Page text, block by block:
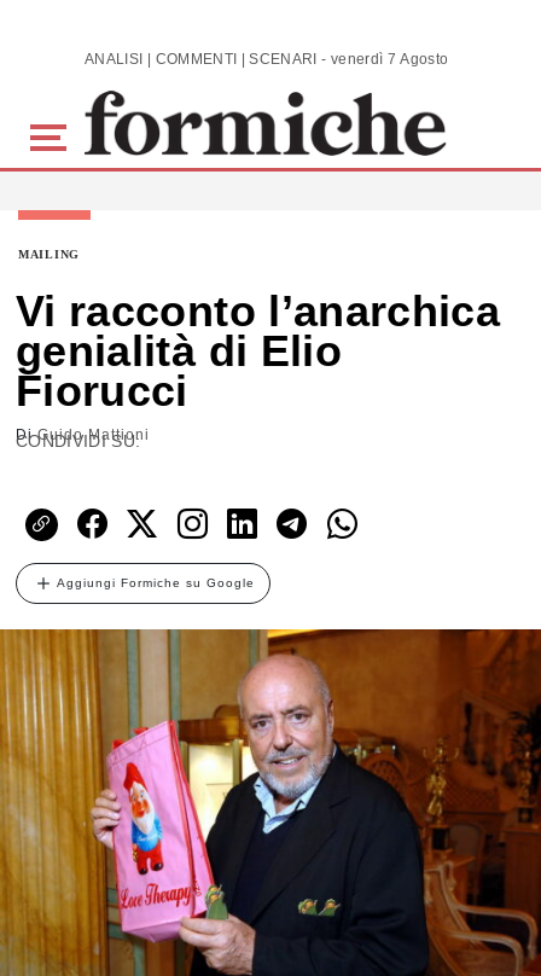
Skip to main content ANALISI | COMMENTI | SCENARI - venerdì 7 Agosto 2026
MAILING
Vi racconto l’anarchica
genialità di Elio
Fiorucci
DiGuido Mattioni
CONDIVIDI SU:
Aggiungi Formiche su Google